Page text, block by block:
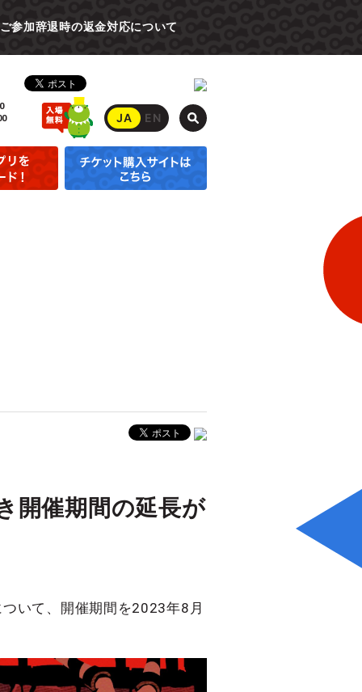
参加辞退時の返金対応について
JA EN
開催期間の延長が
いて、開催期間を2023年8月